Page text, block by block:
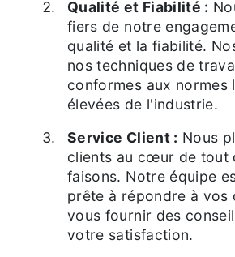
Qualité et Fiabilité :
fiers de notre
qualité et la fiabilité.
nos techniques de
conformes aux normes
élevées de l'industrie.
Service Client : Nous
clients au cœur de tout
faisons. Notre équipe
prête à répondre à vos
vous fournir des
votre satisfaction.